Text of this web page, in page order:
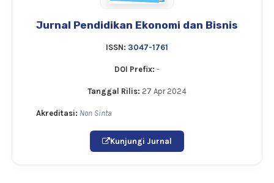
Jurnal Pendidikan Ekonomi dan Bisnis
ISSN: 3047-1761
DOI Prefix: -
Tanggal Rilis: 27 Apr 2024
Akreditasi: Non Sinta
Kunjungi Jurnal